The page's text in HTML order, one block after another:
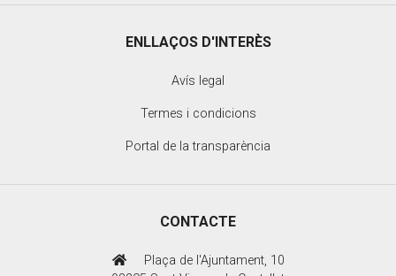
ENLLAÇOS D'INTERÈS
Avís legal
Termes i condicions
Portal de la transparència
CONTACTE
Plaça de l'Ajuntament, 10